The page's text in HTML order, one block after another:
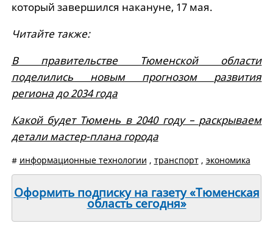
который завершился накануне, 17 мая.
Читайте также:
В правительстве Тюменской области
поделились новым прогнозом развития
региона до 2034 года
Какой будет Тюмень в 2040 году – раскрываем
детали мастер-плана города
# информационные технологии , транспорт, экономика
Оформить подписку на газету «Тюменская
область сегодня»